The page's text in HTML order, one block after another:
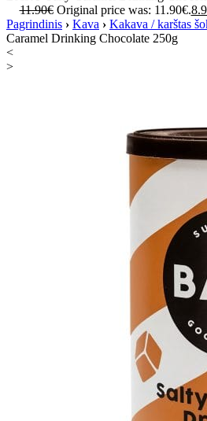
11.90€ Original price was: 11.90€.
Pagrindinis › Kava › Kakava / karštas
Caramel Drinking Chocolate 250g
<
>